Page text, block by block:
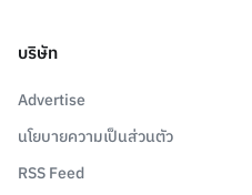
บริษัท
Advertise
นโยบายความเป็นส่วนตัว
RSS Feed